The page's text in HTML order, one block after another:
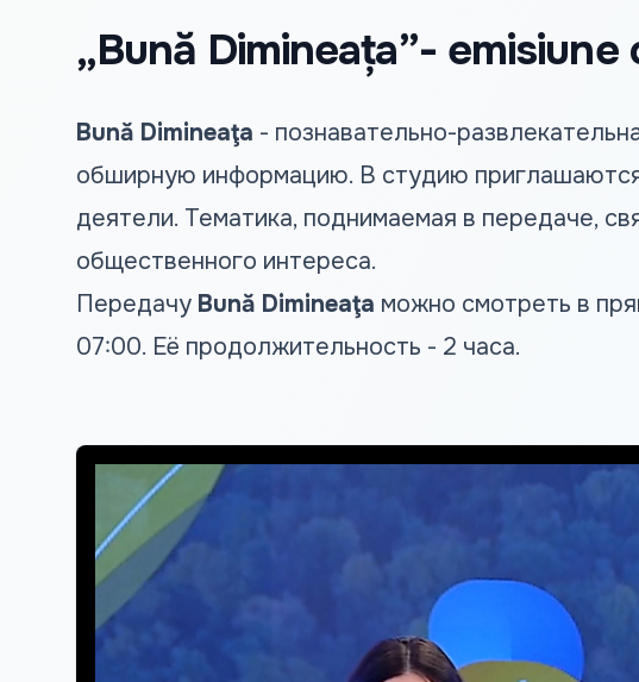
„Bună Dimineața”-
Bună Dimineaţa - познавательно-
обширную информацию. В студию
деятели. Тематика, поднимаемая в передаче,
общественного интереса.
Передачу Bună Dimineaţa можно смотреть в
07:00. Её продолжительность - 2 часа.